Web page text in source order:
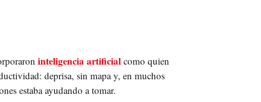
inteligencia artificial como quien
deprisa, sin mapa y, en muchos
estaba ayudando a tomar.